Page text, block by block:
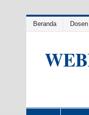
Beranda Dosen